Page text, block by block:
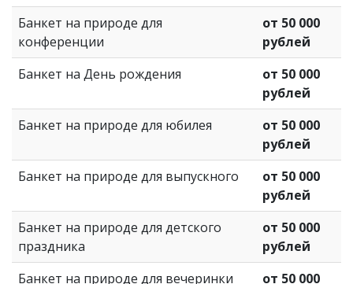
Банкет на природе для
конференции
от 50 000
рублей
Банкет на День рождения
от 50 000
рублей
Банкет на природе для юбилея
от 50 000
рублей
Банкет на природе для выпускного
от 50 000
рублей
Банкет на природе для детского
праздника
от 50 000
рублей
Банкет на природе для вечеринки
от 50 000